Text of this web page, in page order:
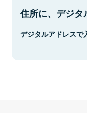
住所に、デジタ
デジタルアドレスで